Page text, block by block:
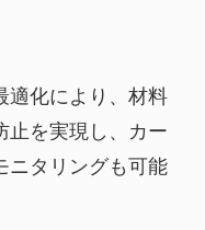
適化により、材料
止を実現し、カー
ニタリングも可能